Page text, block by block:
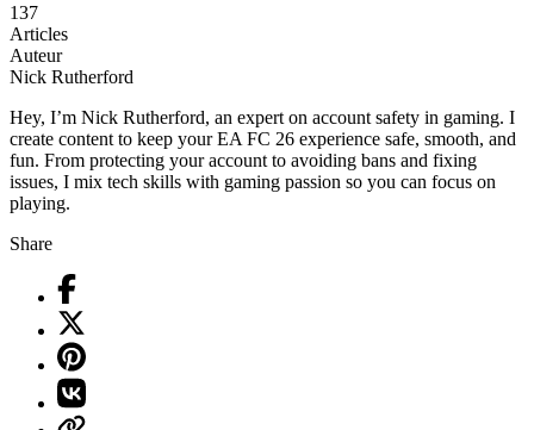
137
Articles
Auteur
Nick Rutherford
Hey, I’m Nick Rutherford, an expert on account safety in gaming. I
create content to keep your EA FC 26 experience safe, smooth, and
fun. From protecting your account to avoiding bans and fixing
issues, I mix tech skills with gaming passion so you can focus on
playing.
Share